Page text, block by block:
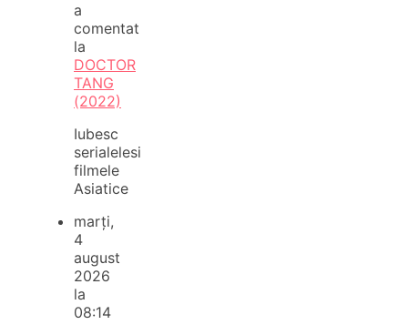
a
comentat
la
DOCTOR
TANG
(2022)
Iubesc
serialelesi
filmele
Asiatice
marți,
4
august
2026
la
08:14